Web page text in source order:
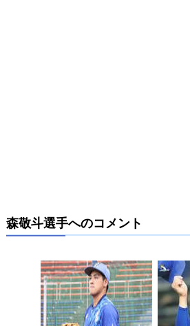
森敬斗選手へのコメント